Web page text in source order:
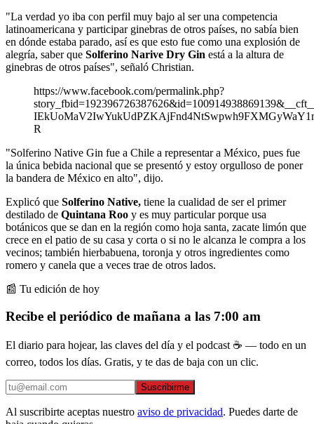
"La verdad yo iba con perfil muy bajo al ser una competencia
latinoamericana y participar ginebras de otros países, no sabía bien
en dónde estaba parado, así es que esto fue como una explosión de
alegría, saber que Solferino Narive Dry Gin está a la altura de
ginebras de otros países", señaló Christian.
https://www.facebook.com/permalink.php?
R
"Solferino Native Gin fue a Chile a representar a México, pues fue
la única bebida nacional que se presentó y estoy orgulloso de poner
la bandera de México en alto", dijo.
Explicó que Solferino Native, tiene la cualidad de ser el primer
destilado de Quintana Roo y es muy particular porque usa
botánicos que se dan en la región como hoja santa, zacate limón que
crece en el patio de su casa y corta o si no le alcanza le compra a los
vecinos; también hierbabuena, toronja y otros ingredientes como
romero y canela que a veces trae de otros lados.
📰 Tu edición de hoy
Recibe el periódico de mañana a las 7:00 am
El diario para hojear, las claves del día y el podcast ☕ — todo en un
correo, todos los días. Gratis, y te das de baja con un clic.
Suscribirme
Al suscribirte aceptas nuestro aviso de privacidad. Puedes darte de